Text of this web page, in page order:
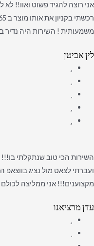
משמעותית ! השירות היה נדיר
לין אביטן
השירות הכי טוב שנתקלתי
ועברתי לצאט מול נציג
מקצוענים!!! אני ממליצה
עדן מרציאנו